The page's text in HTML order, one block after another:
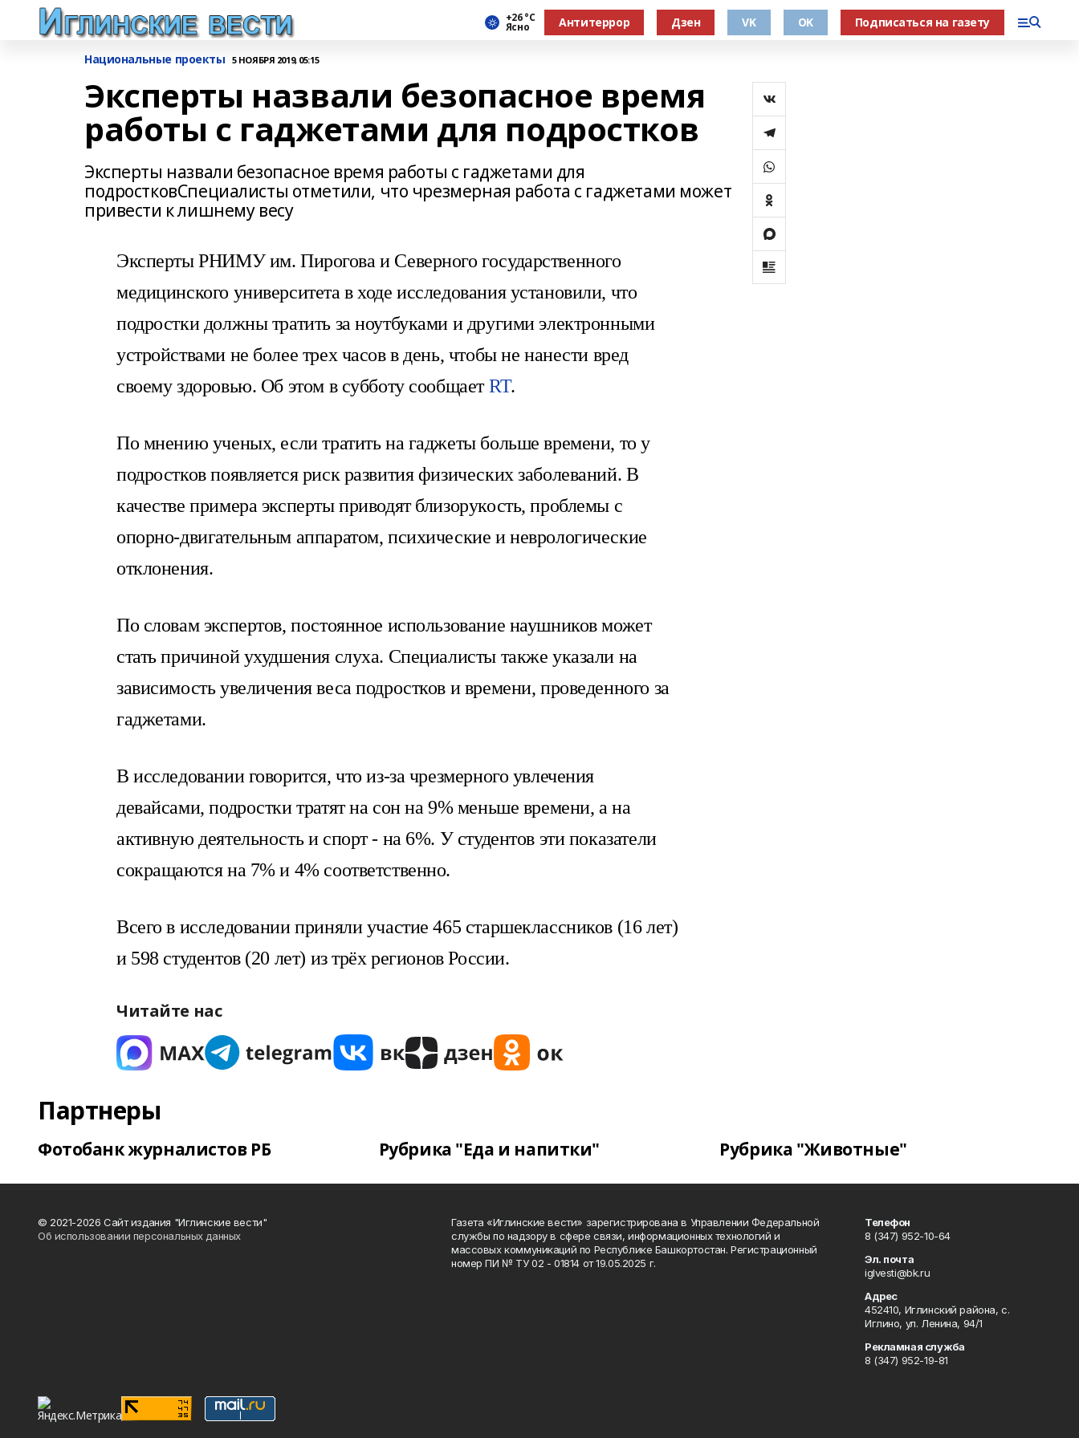
+26 °С
Ясно Антитеррор Дзен VK OK Подписаться на газету
Национальные проекты 5 НОЯБРЯ 2019, 05:15
Эксперты назвали безопасное время
работы с гаджетами для подростков
Эксперты назвали безопасное время работы с гаджетами для
подростковСпециалисты отметили, что чрезмерная работа с гаджетами может
привести к лишнему весу
Эксперты РНИМУ им. Пирогова и Северного государственного
медицинского университета в ходе исследования установили, что
подростки должны тратить за ноутбуками и другими электронными
устройствами не более трех часов в день, чтобы не нанести вред
своему здоровью. Об этом в субботу сообщаетRT.
По мнению ученых, если тратить на гаджеты больше времени, то у
подростков появляется риск развития физических заболеваний. В
качестве примера эксперты приводят близорукость, проблемы с
опорно-двигательным аппаратом, психические и неврологические
отклонения.
По словам экспертов, постоянное использование наушников может
стать причиной ухудшения слуха. Специалисты также указали на
зависимость увеличения веса подростков и времени, проведенного за
гаджетами.
В исследовании говорится, что из-за чрезмерного увлечения
девайсами, подростки тратят на сон на 9% меньше времени, а на
активную деятельность и спорт - на 6%. У студентов эти показатели
сокращаются на 7% и 4% соответственно.
Всего в исследовании приняли участие 465 старшеклассников (16 лет)
и 598 студентов (20 лет) из трёх регионов России.
Читайте нас
Партнеры
Фотобанк журналистов РБ Рубрика "Еда и напитки" Рубрика "Животные"
© 2021-2026 Сайт издания "Иглинские вести"
Об использовании персональных данных
Газета «Иглинские вести» зарегистрирована в Управлении Федеральной
службы по надзору в сфере связи, информационных технологий и
массовых коммуникаций по Республике Башкортостан. Регистрационный
номер ПИ № ТУ 02 - 01814 от 19.05.2025 г.
Телефон
8 (347) 952-10-64
Эл. почта
iglvesti@bk.ru
Адрес
452410, Иглинский района, с.
Иглино, ул. Ленина, 94/1
Рекламная служба
8 (347) 952-19-81